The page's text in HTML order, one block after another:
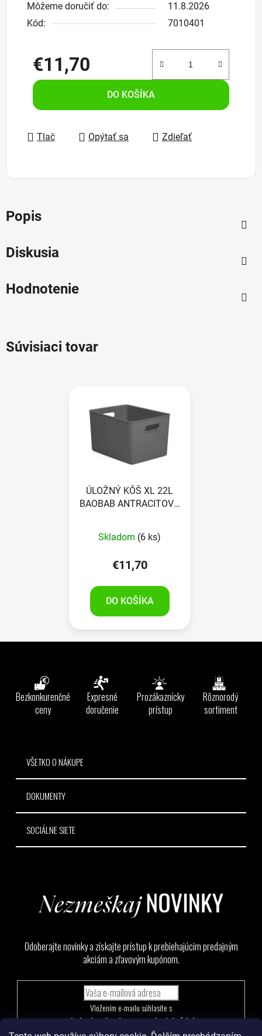
Môžeme doručiť do:
11.8.2026
Kód:
7010401
€11,70
Jednotková cena:
DO KOŠÍKA
Tlač Opýtať sa Zdieľať
Popis
Diskusia
Hodnotenie
Súvisiaci tovar
ÚLOŽNÝ KÔŠ XL 22L
BAOBAB ANTRACITOVO
Skladom (6 ks)
€11,70
DO KOŠÍKA
Bezkonkurenčné
ceny
Expresné
doručenie
Prozákaznícky
prístup
Rôznorodý
sortiment
VŠETKO O NÁKUPE
DOKUMENTY
SOCIÁLNE SIETE
Odoberajte novinky a získajte prístup k prebiehajúcim predajným
akciám a zľavovým kupónom.
podmienkami ochrany osobných údajov